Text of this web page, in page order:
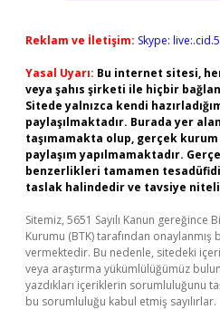
Reklam ve İletişim: Skype:
Yasal Uyarı: Bu internet sitesi,
veya şahıs şirketi ile hiçbir
Sitede yalnızca kendi
paylaşılmaktadır. Burada yer
taşımamakta olup, gerçek
paylaşım yapılmamaktadır.
benzerlikleri tamamen
taslak halindedir ve tavsiye
Sitemiz, 5651 Sayılı Kanun
Kurumu (BTK) tarafından onaylanmış
vermektedir. Bu nedenle, sitedeki
veya araştırma yükümlülüğümüz
yazdıkları içeriklerin sorumluluğunu
bu sorumluluğu kabul etmiş sayılırlar.